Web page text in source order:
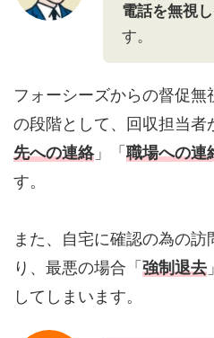
電話を無視
す。
フォーシーズからの督促
の段階として、回収担当者
先への連絡」「 職場への連
す。
また、自宅に確認の為の
り、最悪の場合「 強制退去
してしまいます。